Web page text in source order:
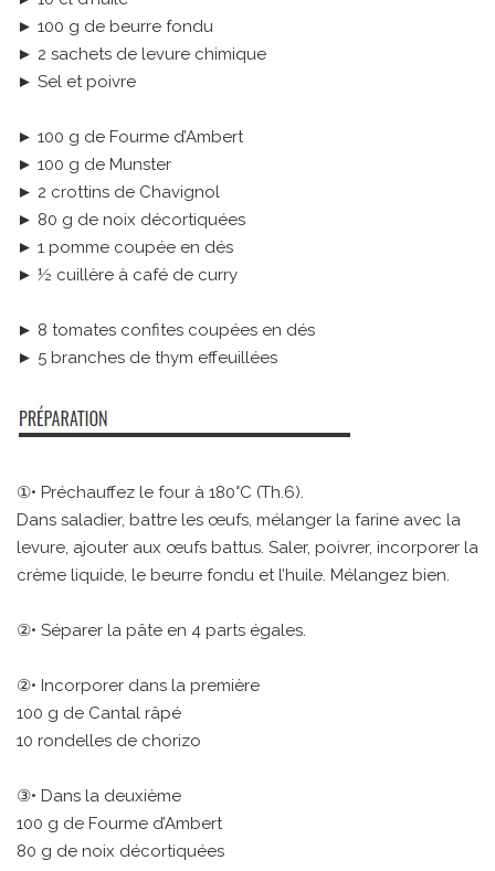
► 100 g de beurre fondu
► 2 sachets de levure chimique
► Sel et poivre
► 100 g de Fourme d’Ambert
► 100 g de Munster
► 2 crottins de Chavignol
► 80 g de noix décortiquées
► 1 pomme coupée en dés
► ½ cuillère à café de curry
► 8 tomates confites coupées en dés
► 5 branches de thym effeuillées
①• Préchauffez le four à 180°C (Th.6).
Dans saladier, battre les œufs, mélanger la farine avec la
levure, ajouter aux œufs battus. Saler, poivrer, incorporer la
crème liquide, le beurre fondu et l’huile. Mélangez bien.
②• Séparer la pâte en 4 parts égales.
②• Incorporer dans la première
100 g de Cantal râpé
10 rondelles de chorizo
③• Dans la deuxième
100 g de Fourme d’Ambert
80 g de noix décortiquées